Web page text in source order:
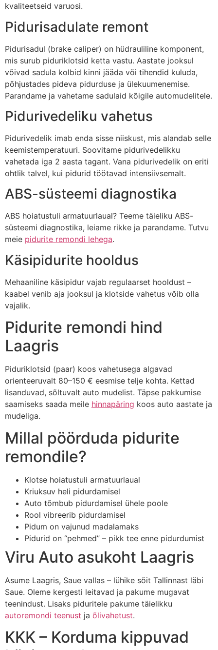
kvaliteetseid varuosi.
Pidurisadulate remont
Pidurisadul (brake caliper) on hüdrauliline komponent,
mis surub piduriklotsid ketta vastu. Aastate jooksul
võivad sadula kolbid kinni jääda või tihendid kuluda,
põhjustades pideva pidurduse ja ülekuumenemise.
Parandame ja vahetame sadulaid kõigile automudelitele.
Pidurivedeliku vahetus
Pidurivedelik imab enda sisse niiskust, mis alandab selle
keemistemperatuuri. Soovitame pidurivedelikku
vahetada iga 2 aasta tagant. Vana pidurivedelik on eriti
ohtlik talvel, kui pidurid töötavad intensiivsemalt.
ABS-süsteemi diagnostika
ABS hoiatustuli armatuurlaual? Teeme täieliku ABS-
süsteemi diagnostika, leiame rikke ja parandame. Tutvu
meie pidurite remondi lehega.
Käsipidurite hooldus
Mehaaniline käsipidur vajab regulaarset hooldust –
kaabel venib aja jooksul ja klotside vahetus võib olla
vajalik.
Pidurite remondi hind
Laagris
Piduriklotsid (paar) koos vahetusega algavad
orienteeruvalt 80–150 € eesmise telje kohta. Kettad
lisanduvad, sõltuvalt auto mudelist. Täpse pakkumise
saamiseks saada meile hinnapäring koos auto aastate ja
mudeliga.
Millal pöörduda pidurite
remondile?
Klotse hoiatustuli armatuurlaual
Kriuksuv heli pidurdamisel
Auto tõmbub pidurdamisel ühele poole
Rool vibreerib pidurdamisel
Pidum on vajunud madalamaks
Pidurid on “pehmed” – pikk tee enne pidurdumist
Viru Auto asukoht Laagris
Asume Laagris, Saue vallas – lühike sõit Tallinnast läbi
Saue. Oleme kergesti leitavad ja pakume mugavat
teenindust. Lisaks piduritele pakume täielikku
autoremondi teenust ja õlivahetust.
KKK – Korduma kippuvad